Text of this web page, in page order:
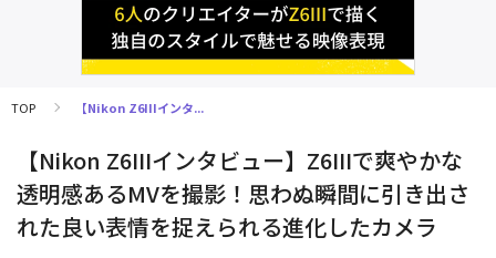
TOP 【Nikon Z6IIIインタ...
【Nikon Z6IIIインタビュー】Z6IIIで爽やかな
透明感あるMVを撮影！思わぬ瞬間に引き出さ
れた良い表情を捉えられる進化したカメラ